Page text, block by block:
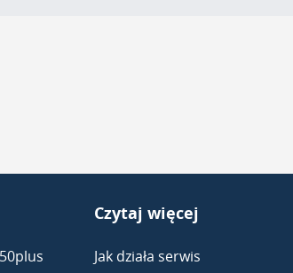
Czytaj więcej
Jak działa serwis